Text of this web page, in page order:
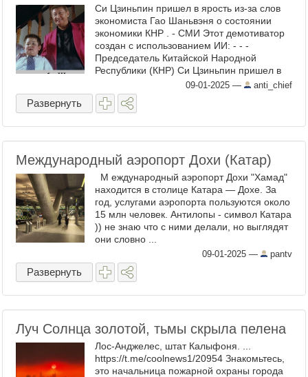
Си Цзиньпин пришел в ярость из-за слов
экономиста Гао Шаньвэня о состоянии
экономики КНР . - СМИ Этот демотиватор
создан с использованием ИИ: - - -
Председатель Китайской Народной
Республики (КНР) Си Цзиньпин пришел в
ярость из-за высказываний экономиста Гао
Шаньвэня ...
09-01-2025 — anti_chief
Развернуть
Международный аэропорт Дохи (Катар)
М еждународный аэропорт Дохи "Хамад"
находится в столице Катара — Дохе. За
год, услугами аэропорта пользуются около
15 млн человек. Антилопы - символ Катара
)) не знаю что с ними делали, но выглядят
они словно ...
09-01-2025 — pantv
Развернуть
Луч Солнца золотой, тьмы скрыла пелена
Лос-Анджелес, штат Калыфоня. ...
https://t.me/coolnews1/20954 Знакомьтесь,
это начальница пожарной охраны города